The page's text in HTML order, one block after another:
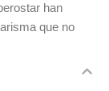
han
que no